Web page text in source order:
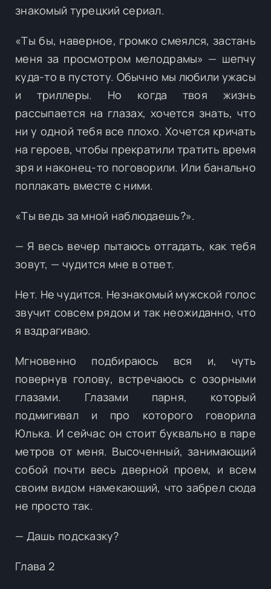
знакомый турецкий сериал.
«Ты бы, наверное, громко смеялся, застань
меня за просмотром мелодрамы» — шепчу
куда-то в пустоту. Обычно мы любили ужасы
и триллеры. Но когда твоя жизнь
рассыпается на глазах, хочется знать, что
ни у одной тебя все плохо. Хочется кричать
на героев, чтобы прекратили тратить время
зря и наконец-то поговорили. Или банально
поплакать вместе с ними.
«Ты ведь за мной наблюдаешь?».
— Я весь вечер пытаюсь отгадать, как тебя
зовут, — чудится мне в ответ.
Нет. Не чудится. Незнакомый мужской голос
звучит совсем рядом и так неожиданно, что
я вздрагиваю.
Мгновенно подбираюсь вся и, чуть
повернув голову, встречаюсь с озорными
глазами. Глазами парня, который
подмигивал и про которого говорила
Юлька. И сейчас он стоит буквально в паре
метров от меня. Высоченный, занимающий
собой почти весь дверной проем, и всем
своим видом намекающий, что забрел сюда
не просто так.
— Дашь подсказку?
Глава 2